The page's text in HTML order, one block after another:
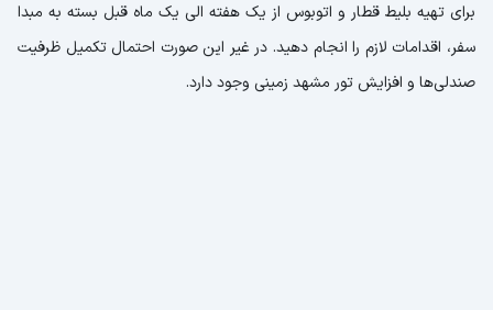
برای تهیه بلیط قطار و اتوبوس از یک هفته الی یک ماه قبل بسته به مبدا
سفر، اقدامات لازم را انجام دهید. در غیر این صورت احتمال تکمیل ظرفیت
صندلی‌ها و افزایش تور مشهد زمینی وجود دارد.